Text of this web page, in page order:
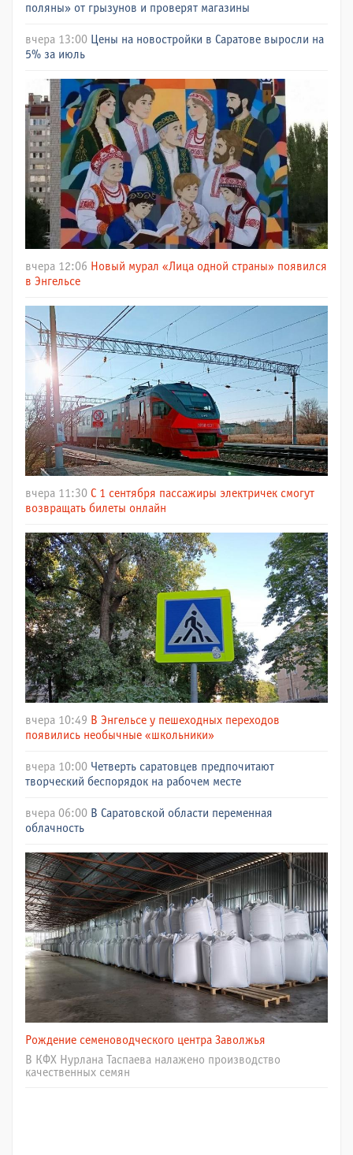
поляны» от грызунов и проверят магазины
вчера 13:00
Цены на новостройки в Саратове выросли на
5% за июль
вчера 12:06 Новый мурал «Лица одной страны» появился
в Энгельсе
вчера 11:30 С 1 сентября пассажиры электричек смогут
возвращать билеты онлайн
вчера 10:49 В Энгельсе у пешеходных переходов
появились необычные «школьники»
вчера 10:00 Четверть саратовцев предпочитают
творческий беспорядок на рабочем месте
вчера 06:00 В Саратовской области переменная
облачность
Рождение семеноводческого центра Заволжья
В КФХ Нурлана Таспаева налажено производство
качественных семян